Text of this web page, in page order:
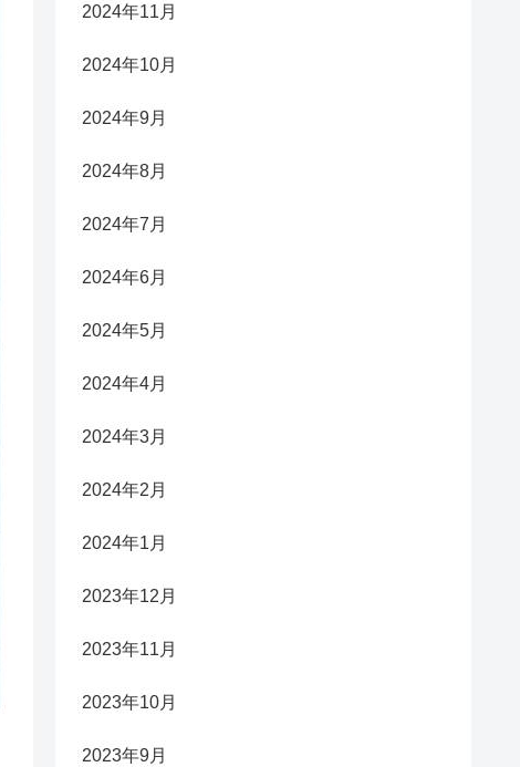
2024年11月
2024年10月
2024年9月
2024年8月
2024年7月
2024年6月
2024年5月
2024年4月
2024年3月
2024年2月
2024年1月
2023年12月
2023年11月
2023年10月
2023年9月